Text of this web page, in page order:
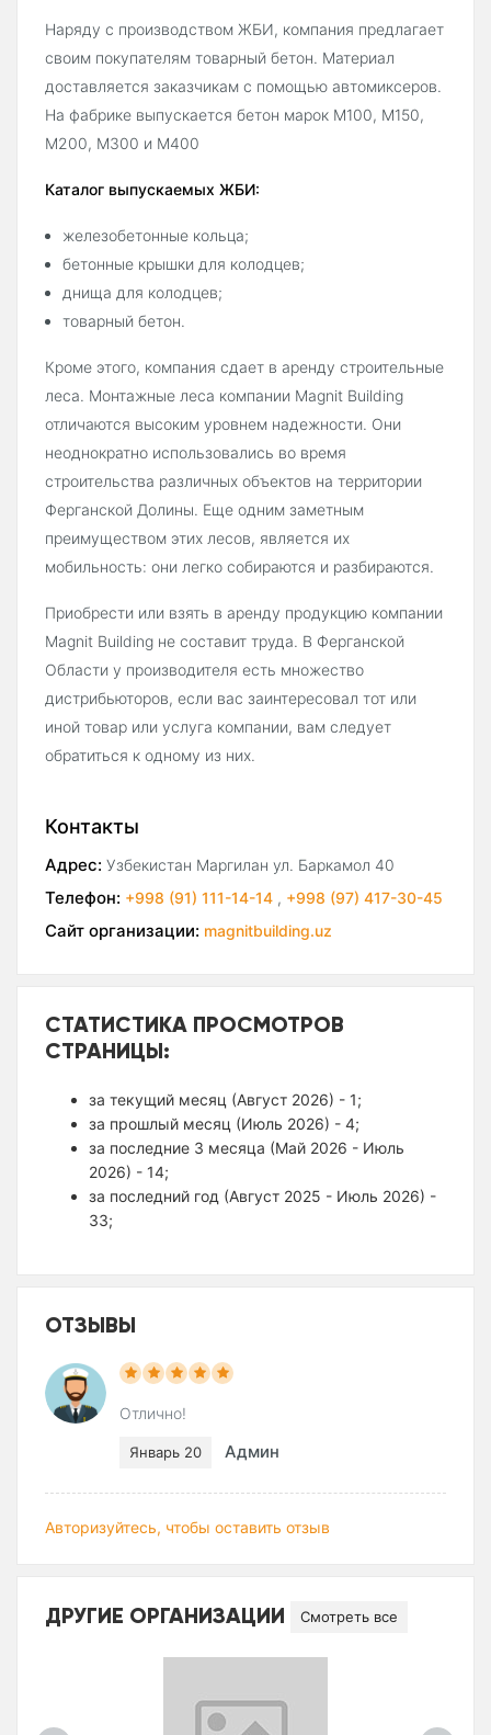
Наряду с производством ЖБИ, компания предлагает
своим покупателям товарный бетон. Материал
доставляется заказчикам с помощью автомиксеров.
На фабрике выпускается бетон марок М100, М150,
М200, М300 и М400
Каталог выпускаемых ЖБИ:
железобетонные кольца;
бетонные крышки для колодцев;
днища для колодцев;
товарный бетон.
Кроме этого, компания сдает в аренду строительные
леса. Монтажные леса компании Magnit Building
отличаются высоким уровнем надежности. Они
неоднократно использовались во время
строительства различных объектов на территории
Ферганской Долины. Еще одним заметным
преимуществом этих лесов, является их
мобильность: они легко собираются и разбираются.
Приобрести или взять в аренду продукцию компании
Magnit Building не составит труда. В Ферганской
Области у производителя есть множество
дистрибьюторов, если вас заинтересовал тот или
иной товар или услуга компании, вам следует
обратиться к одному из них.
Контакты
Адрес: Узбекистан Маргилан ул. Баркамол 40
Телефон: +998 (91) 111-14-14 , +998 (97) 417-30-45
Сайт организации: magnitbuilding.uz
СТАТИСТИКА ПРОСМОТРОВ
СТРАНИЦЫ:
за текущий месяц (Август 2026) - 1;
за прошлый месяц (Июль 2026) - 4;
за последние 3 месяца (Май 2026 - Июль
2026) - 14;
за последний год (Август 2025 - Июль 2026) -
33;
ОТЗЫВЫ
Отлично!
Январь 20 Админ
Авторизуйтесь, чтобы оставить отзыв
ДРУГИЕ ОРГАНИЗАЦИИ Смотреть все